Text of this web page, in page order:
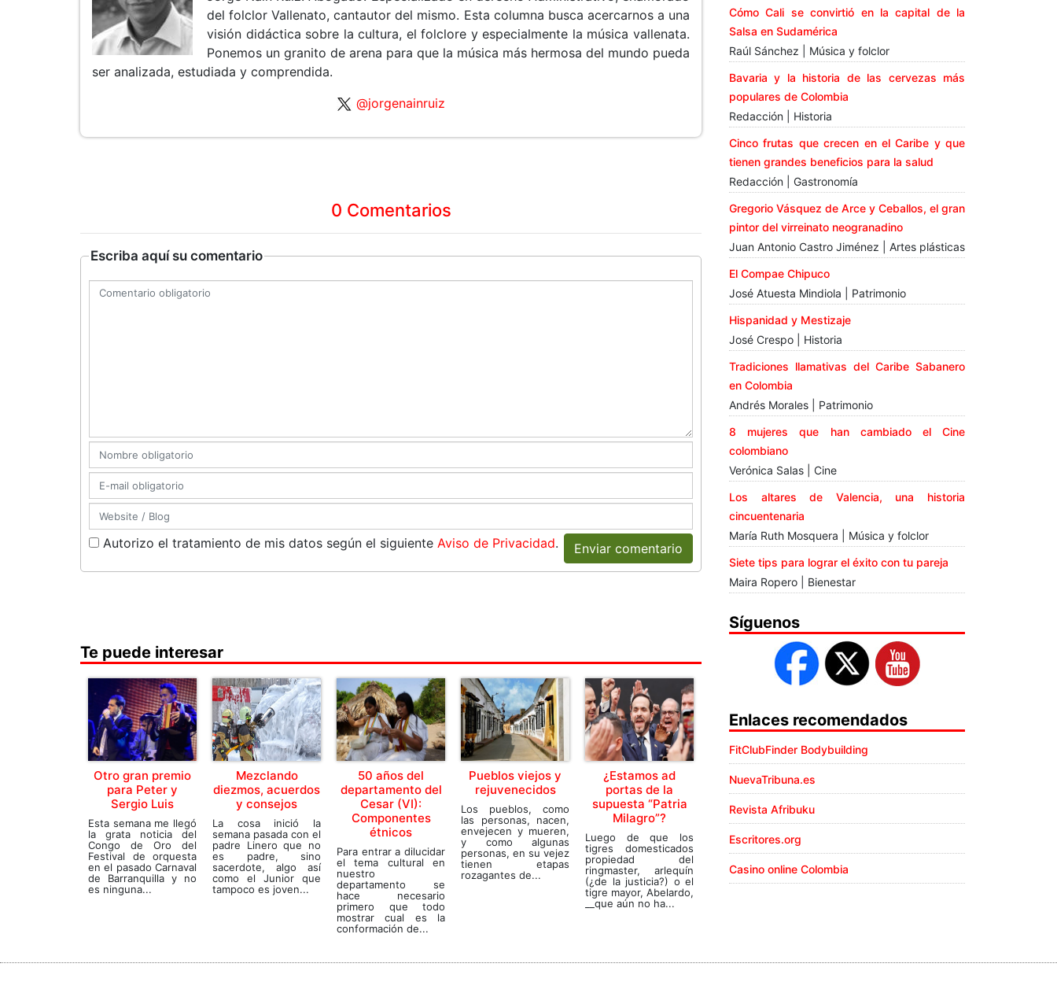
del folclor Vallenato, cantautor del mismo. Esta columna busca acercarnos a una
visión didáctica sobre la cultura, el folclore y especialmente la música vallenata.
Ponemos un granito de arena para que la música más hermosa del mundo pueda
ser analizada, estudiada y comprendida.
@jorgenainruiz
0 Comentarios
Escriba aquí su comentario
Autorizo el tratamiento de mis datos según el siguiente Aviso de Privacidad. Enviar comentario
Te puede interesar
Otro gran premio
para Peter y
Sergio Luis
Esta semana me llegó
la grata noticia del
Congo de Oro del
Festival de orquesta
en el pasado Carnaval
de Barranquilla y no
es ninguna...
Mezclando
diezmos, acuerdos
y consejos
La cosa inició la
semana pasada con el
padre Linero que no
es padre, sino
sacerdote, algo así
como el Junior que
tampoco es joven...
50 años del
departamento del
Cesar (VI):
Componentes
étnicos
Para entrar a dilucidar
el tema cultural en
nuestro
departamento se
hace necesario
primero que todo
mostrar cual es la
conformación de...
Pueblos viejos y
rejuvenecidos
Los pueblos, como
las personas, nacen,
envejecen y mueren,
y como algunas
personas, en su vejez
tienen etapas
rozagantes de...
¿Estamos ad
portas de la
supuesta “Patria
Milagro”?
Luego de que los
tigres domesticados
propiedad del
ringmaster, arlequín
(¿de la justicia?) o el
tigre mayor, Abelardo,
__que aún no ha...
Cómo Cali se convirtió en la capital de la
Salsa en Sudamérica
Raúl Sánchez | Música y folclor
Bavaria y la historia de las cervezas más
populares de Colombia
Redacción | Historia
Cinco frutas que crecen en el Caribe y que
tienen grandes beneficios para la salud
Redacción | Gastronomía
Gregorio Vásquez de Arce y Ceballos, el gran
pintor del virreinato neogranadino
Juan Antonio Castro Jiménez | Artes plásticas
El Compae Chipuco
José Atuesta Mindiola | Patrimonio
Hispanidad y Mestizaje
José Crespo | Historia
Tradiciones llamativas del Caribe Sabanero
en Colombia
Andrés Morales | Patrimonio
8 mujeres que han cambiado el Cine
colombiano
Verónica Salas | Cine
Los altares de Valencia, una historia
cincuentenaria
María Ruth Mosquera | Música y folclor
Siete tips para lograr el éxito con tu pareja
Maira Ropero | Bienestar
Síguenos
Enlaces recomendados
FitClubFinder Bodybuilding
NuevaTribuna.es
Revista Afribuku
Escritores.org
Casino online Colombia